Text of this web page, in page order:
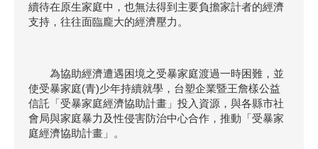
續待在原生家庭中，也無法得到主要負擔家計者的經濟
支持，往往面臨龐大的經濟壓力。
為協助經濟遭遇困境之受暴家庭渡過一時困難，並
使受暴家庭(青)少年持續就學，台塑企業暨王詹樣公益
信託「受暴家庭經濟協助計畫」投入資源，與各縣市社
會局與家庭暴力及性侵害防治中心合作，推動「受暴家
庭經濟協助計畫」。